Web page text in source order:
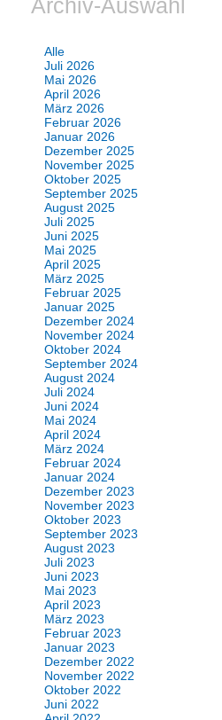
Archiv-Auswahl
Alle
Juli 2026
Mai 2026
April 2026
März 2026
Februar 2026
Januar 2026
Dezember 2025
November 2025
Oktober 2025
September 2025
August 2025
Juli 2025
Juni 2025
Mai 2025
April 2025
März 2025
Februar 2025
Januar 2025
Dezember 2024
November 2024
Oktober 2024
September 2024
August 2024
Juli 2024
Juni 2024
Mai 2024
April 2024
März 2024
Februar 2024
Januar 2024
Dezember 2023
November 2023
Oktober 2023
September 2023
August 2023
Juli 2023
Juni 2023
Mai 2023
April 2023
März 2023
Februar 2023
Januar 2023
Dezember 2022
November 2022
Oktober 2022
Juni 2022